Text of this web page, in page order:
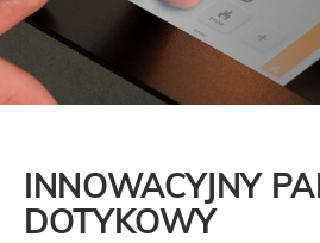
INNOWACYJNY
DOTYKOWY